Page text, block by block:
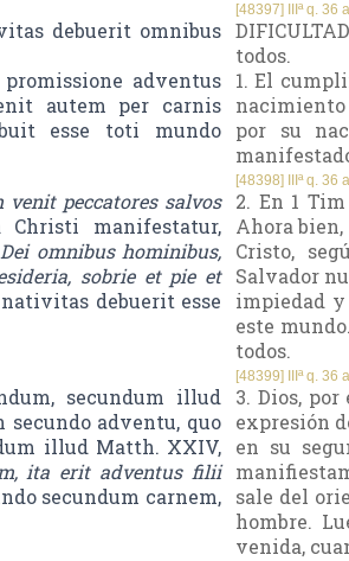
debuerit omnibus
adventus
autem per carnis
esse toti mundo
[48397] IIIª q. 36
todos.
1. El
nacimiento
por su
peccatores salvos
manifestatur,
omnibus hominibus,
sobrie et pie et
debuerit esse
[48398] IIIª q. 36
2. En 1
Ahora
Cristo,
Salvador
impiedad y
este
todos.
secundum illud
secundo adventu, quo
illud Matth. XXIV,
ita erit adventus filii
secundum carnem,
[48399] IIIª q. 36
3. Dios,
expresión
en su
sale del
hombre.
venida,